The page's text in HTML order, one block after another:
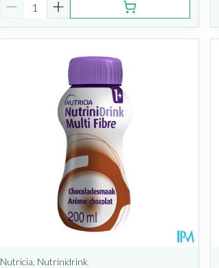
Nutricia, Nutrinidrink